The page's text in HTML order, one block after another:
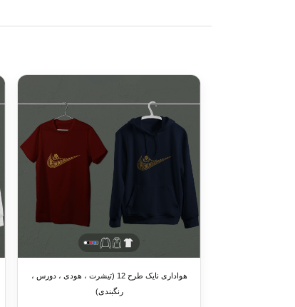
هواداری نایک طرح 12 (تیشرت ، هودی ، دورس ،
رنگبندی)